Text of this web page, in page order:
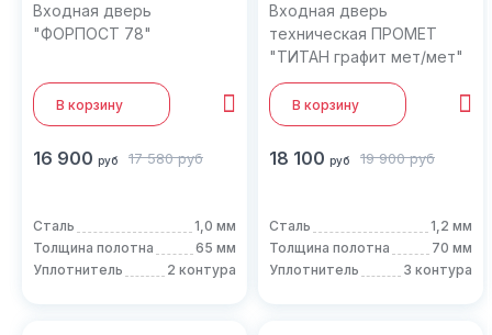
Входная дверь
"ФОРПОСТ 78"
В корзину
16 900 руб 17 580 руб
Сталь
1,0 мм
Толщина полотна
65 мм
Уплотнитель
2 контура
Входная дверь
техническая ПРОМЕТ
"ТИТАН графит мет/мет"
В корзину
18 100 руб 19 900 руб
Сталь
1,2 мм
Толщина полотна
70 мм
Уплотнитель
3 контура